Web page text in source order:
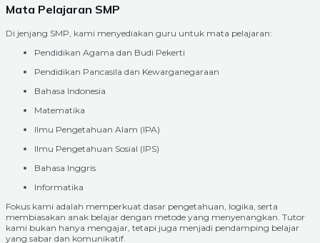
Mata Pelajaran SMP
Di jenjang SMP, kami menyediakan guru untuk mata pelajaran:
Pendidikan Agama dan Budi Pekerti
Pendidikan Pancasila dan Kewarganegaraan
Bahasa Indonesia
Matematika
Ilmu Pengetahuan Alam (IPA)
Ilmu Pengetahuan Sosial (IPS)
Bahasa Inggris
Informatika
Fokus kami adalah memperkuat dasar pengetahuan, logika, serta
membiasakan anak belajar dengan metode yang menyenangkan. Tutor
kami bukan hanya mengajar, tetapi juga menjadi pendamping belajar
yang sabar dan komunikatif.